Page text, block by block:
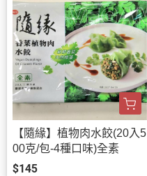
【隨緣】植物肉水餃(20入5
00克/包-4種口味)全素
$145